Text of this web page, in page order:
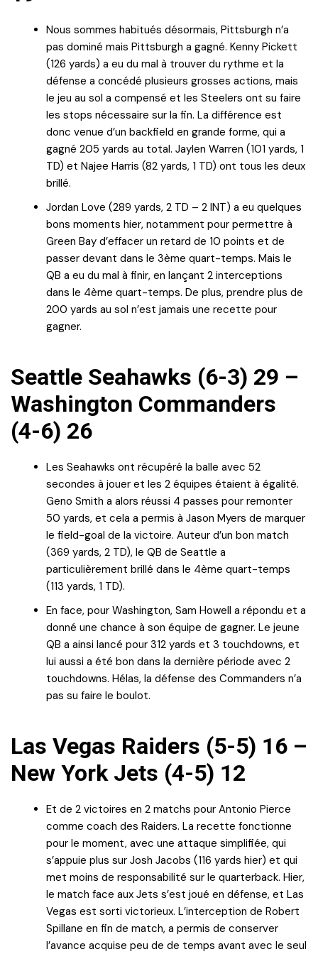
Nous sommes habitués désormais, Pittsburgh n’a
pas dominé mais Pittsburgh a gagné. Kenny Pickett
(126 yards) a eu du mal à trouver du rythme et la
défense a concédé plusieurs grosses actions, mais
le jeu au sol a compensé et les Steelers ont su faire
les stops nécessaire sur la fin. La différence est
donc venue d’un backfield en grande forme, qui a
gagné 205 yards au total. Jaylen Warren (101 yards, 1
TD) et Najee Harris (82 yards, 1 TD) ont tous les deux
brillé.
Jordan Love (289 yards, 2 TD – 2 INT) a eu quelques
bons moments hier, notamment pour permettre à
Green Bay d’effacer un retard de 10 points et de
passer devant dans le 3ème quart-temps. Mais le
QB a eu du mal à finir, en lançant 2 interceptions
dans le 4ème quart-temps. De plus, prendre plus de
200 yards au sol n’est jamais une recette pour
gagner.
Seattle Seahawks (6-3) 29 –
Washington Commanders
(4-6) 26
Les Seahawks ont récupéré la balle avec 52
secondes à jouer et les 2 équipes étaient à égalité.
Geno Smith a alors réussi 4 passes pour remonter
50 yards, et cela a permis à Jason Myers de marquer
le field-goal de la victoire. Auteur d’un bon match
(369 yards, 2 TD), le QB de Seattle a
particulièrement brillé dans le 4ème quart-temps
(113 yards, 1 TD).
En face, pour Washington, Sam Howell a répondu et a
donné une chance à son équipe de gagner. Le jeune
QB a ainsi lancé pour 312 yards et 3 touchdowns, et
lui aussi a été bon dans la dernière période avec 2
touchdowns. Hélas, la défense des Commanders n’a
pas su faire le boulot.
Las Vegas Raiders (5-5) 16 –
New York Jets (4-5) 12
Et de 2 victoires en 2 matchs pour Antonio Pierce
comme coach des Raiders. La recette fonctionne
pour le moment, avec une attaque simplifiée, qui
s’appuie plus sur Josh Jacobs (116 yards hier) et qui
met moins de responsabilité sur le quarterback. Hier,
le match face aux Jets s’est joué en défense, et Las
Vegas est sorti victorieux. L’interception de Robert
Spillane en fin de match, a permis de conserver
l’avance acquise peu de de temps avant avec le seul